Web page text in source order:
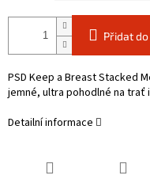
Přidat
PSD Keep a Breast Stacked
jemné, ultra pohodlné na trať
Detailní informace